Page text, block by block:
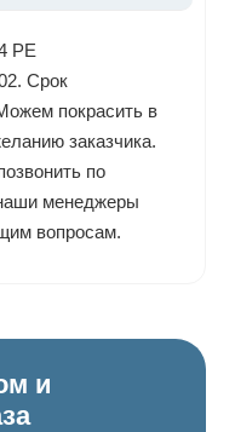
РЕ
Срок
покрасить в
заказчика.
по
менеджеры
вопросам.
и